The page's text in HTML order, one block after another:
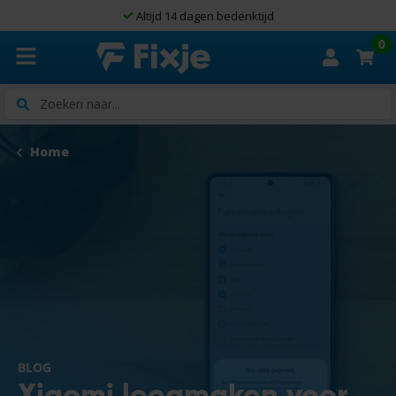
Altijd 14 dagen bedenktijd
Zoeken
0
Home
BLOG